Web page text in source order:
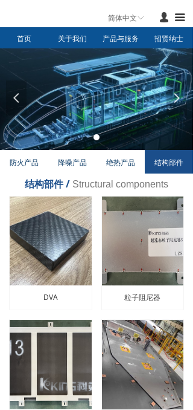
넙
ꀅ
简体中文
首页 关于我们 产品与服务 招贤纳士
끀
产品与服务
联系我们
关于我们
结构部件 / Structural components
DVA 粒子阻尼器
防火产品 降噪产品 绝热产品 结构部件
넳 넲